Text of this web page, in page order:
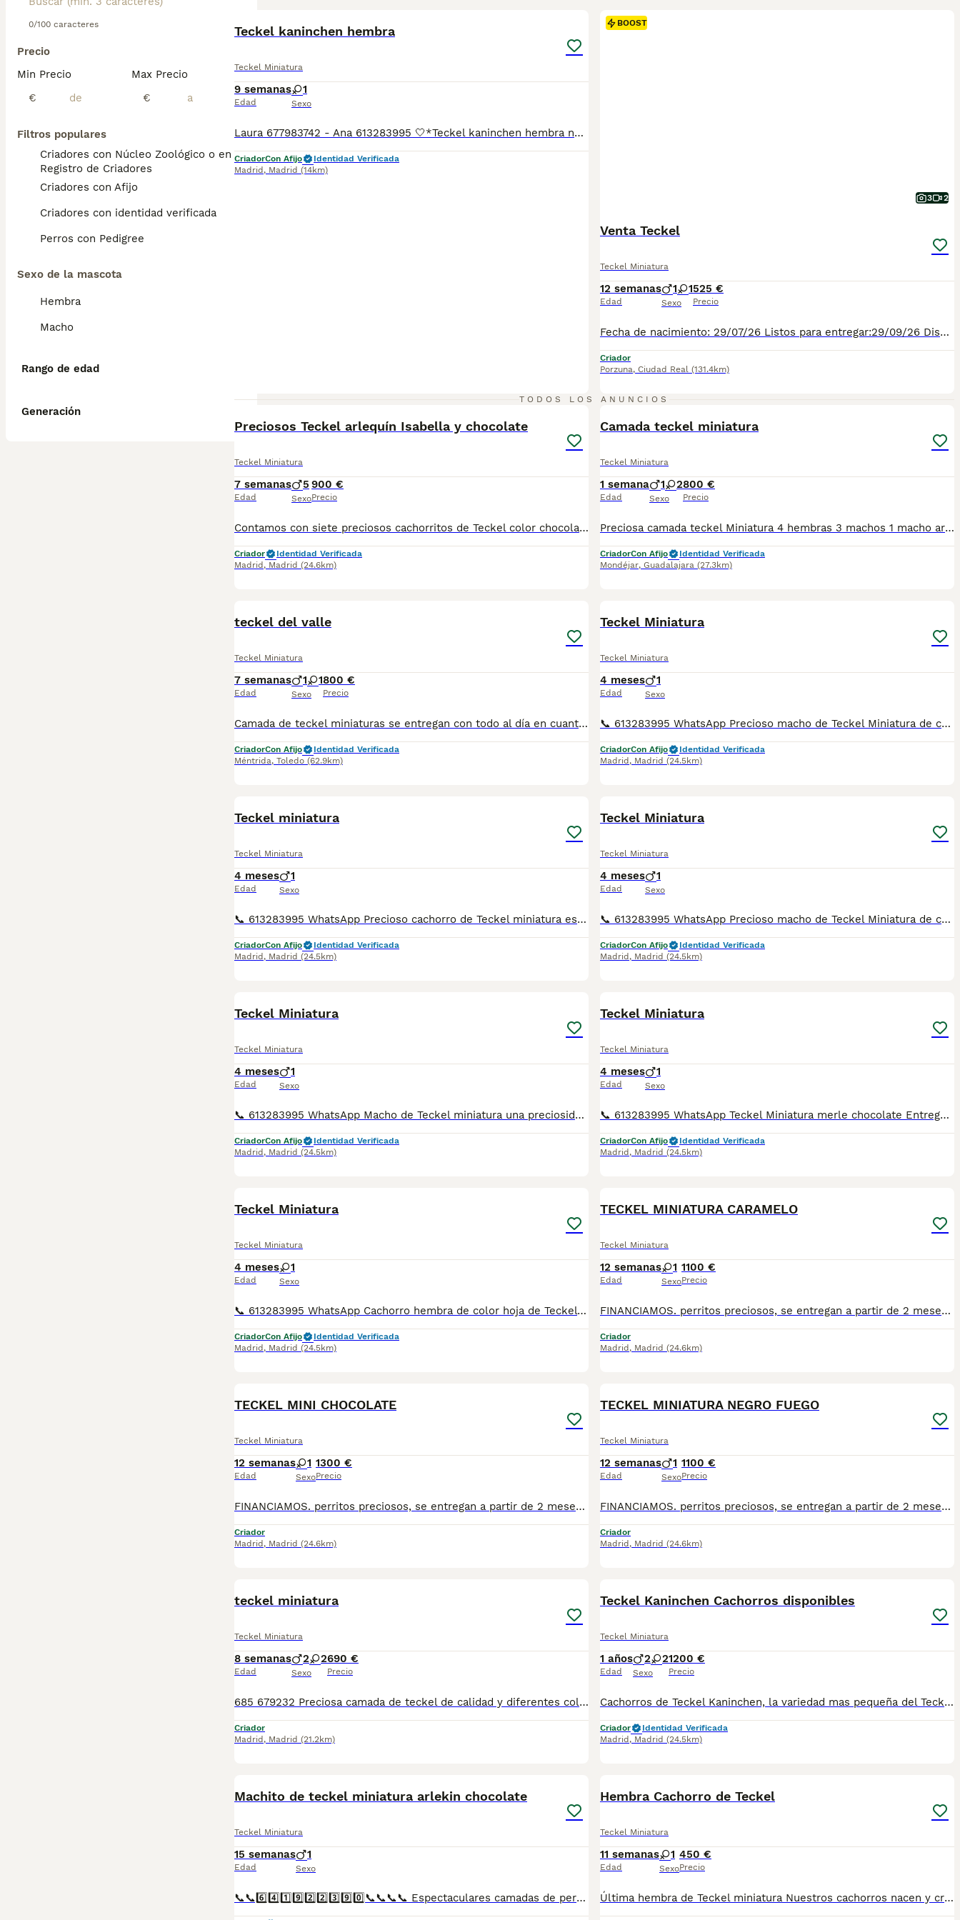
0/100 caracteres
Precio
Min Precio
€
Max Precio
€
Filtros populares
Criadores con Núcleo Zoológico o en el
Registro de Criadores
Criadores con Afijo
Criadores con identidad verificada
Perros con Pedigree
Sexo de la mascota
Hembra
Macho
Rango de edad
Generación
Teckel kaninchen hembra
Teckel Miniatura
9 semanas
Edad
1
Sexo
Laura 677983742 - Ana 613283995 🤍*Teckel kaninchen hembra negro fuego*🤍 ¿Buscas un nuevo compañero para tu hogar? ❤️ Tenemos preciosos cachorros listos para encontrar una familia responsable. ✅ Vacunados ✅ Desparasitados ✅ Cartilla sanitaria ✅ Garantías incluidas ✅ Máxima atención y cuidado Se hacen envíos a toda España: Andalucía: Almería, Cádiz, Córdoba, Granada, Huelva, Jaén, Málaga, Sevilla. Aragón: Huesca, Teruel, Zaragoza. Asturias: Oviedo. Baleares: Palma. Canarias: Las Palmas de Gran Canaria, Santa Cruz de Tenerife. Cantabria: Santander. Castilla-La Mancha: Albacete, Ciudad Real, Cuenca, Guadalajara, Toledo. Castilla y León: Ávila, Burgos, León, Palencia, Salamanca, Segovia, Soria, Valladolid, Zamora. Cataluña: Barcelona, Gerona (Girona), Lérida (Lleida), Tarragona .Comunidad Valenciana: Alicante, Castellón de la Plana, Valencia. Extremadura: Badajoz, Cáceres .Galicia: La Coruña (A Coruña), Lugo, Orense (Ourense), Pontevedra. La Rioja: Logroño. Madrid: Madrid .Murcia: Murcia. Navarra: Pamplona. País Vasco: Bilbao (Vizcaya), San Sebastián (Guipúzcoa), Vitoria (Álava). 🐾 Cachorros sanos, sociables y criados con mucho cariño. 📲 ¡Pregunta sin compromiso por disponibilidad, fotos y precios por mensaje privado!
CriadorCon Afijo
Identidad Verificada
Madrid , Madrid (14km)
BOOST
3 2
Venta Teckel
Teckel Miniatura
12 semanas
Edad
1 1
Sexo
525 €
Precio
Fecha de nacimiento: 29/07/26 Listos para entregar:29/09/26 Disponemos de 5 cámadas diferentes con un total de 26 cachorros. El precio depende del color: -Negro fuego Macho:525€ -Negro fuego Hembra:550€ -Arlequines gris plata machos:700€ -Arlequines gris plata hembras:800€ -Chocolate macho: 700€ -Chocolate hembra: 800€ -Arlequín chocolate hembra y macho: 1.200€ Los cachorros se entregan con 2 vacunas y 3 desparasitaciones, el pasaporte y el microchip.
Criador
Porzuna, Ciudad Real (131.4km)
TODOS LOS ANUNCIOS
Preciosos Teckel arlequín Isabella y chocolate
Teckel Miniatura
7 semanas
Edad
5
Sexo
900 €
Precio
Contamos con siete preciosos cachorritos de Teckel color chocolate y arlequín Isabella. Nuestros cachorritos se entregan vacunados, desparasitados, con cartilla sanitaria, garantía de 1 año y posibilidad de microchip. Súper compactos, pata corta y cuerpo alargado. Sociabilizados desde el momento de su nacimiento. Los entregamos personalmente. Te animas a conocer a nuestros simpáticos enanos? Desde 900 euros.
Criador
Identidad Verificada
Madrid , Madrid (24.6km)
Camada teckel miniatura
Teckel Miniatura
1 semana
Edad
1 2
Sexo
800 €
Precio
Preciosa camada teckel Miniatura 4 hembras 3 machos 1 macho arlequin plata 2 machos negros fuego 2 hembras arlequin chocolate 1 hembra chocolate 1 hembra negro fuego Solo nos quedan disponibles 3 cachorros 1 macho arlequin plata 1 hembra negro fuego 1 hembra arlequin chocolate
CriadorCon Afijo
Identidad Verificada
Mondéjar, Guadalajara (27.3km)
teckel del valle
Teckel Miniatura
7 semanas
Edad
1 1
Sexo
800 €
Precio
Camada de teckel miniaturas se entregan con todo al día en cuanto a vacunación, desparasitación interna y externa, microchip y pasaporte con procedencia lícita de centro canino profesional. Revisión veterinaria. Nos dedicamos profesionalmente al mundo del cachorro desde hace más de 17 años ,centro canino del Valle caprice, es nuestro nombre , criadores profesionales , residencia canina y veterinarios, que mejor sitio para adquirir tu nuevo miembro familiar. Núcleo de cria ES450990000078 Pueden encontrarnos de igual modo en la pagina oficial de la canina de España como uno de los pocos criadores recomendados y registrados , www.rsce.es Los precios son desde más IVA según cachorro, camada y época. Pregunten disponibilidad y precios Pregunten sin compromiso , y le damos cita para venir a ver a los peques a nuestro centro canino, pueden ver nuestras referencias como mejor criadero en Google , y redes sociales así como en nuestra web Web www.delvallecaprice.com
CriadorCon Afijo
Identidad Verificada
Méntrida, Toledo (62.9km)
Teckel Miniatura
Teckel Miniatura
4 meses
Edad
1
Sexo
📞 613283995 WhatsApp Precioso macho de Teckel Miniatura de color Arlequín Merle plata Entregamos nuestros pequeños cachorritos con todas las garantías y cuidados necesarios , disponemos de núcleo zoológico para crianza y venta de nuestros cachorros . ✅Desparasitaciones y vacunas correspondientes a su edad . ✅Cartilla de vacunación . ✅Revisiones veterinarias . ✅Garantías víricas de 15 días . ✅Garantías genéticas de un año . Seriedad , confianza y bienestar animal son nuestra prioridad . También ofrecemos transporte propio para nuestros pequeños cachorros a toda la península , el pago lo podéis hacer contra reembolso . (con coste adicional) . Mandamos a toda España . Toledo, Málaga, Alicante, Valencia, Bilbao, Asturias, Vizcaya, Barcelona, Tarragona, Sevilla, Murcia, Valladolid, Ávila, Salamanca etc... Disponemos de varias razas Si no esta la raza que queréis llámanos , intentaremos encontrártela , trabajamos con los mejores criadores de España .
CriadorCon Afijo
Identidad Verificada
Madrid , Madrid (24.5km)
Teckel miniatura
Teckel Miniatura
4 meses
Edad
1
Sexo
📞 613283995 WhatsApp Precioso cachorro de Teckel miniatura es el del video Entregamos nuestros pequeños cachorritos con todas las garantías y cuidados necesarios , disponemos de núcleo zoológico para crianza y venta de nuestros cachorros . ✅Desparasitaciones y vacunas correspondientes a su edad . ✅Cartilla de vacunación . ✅Revisiones veterinarias . ✅Garantías víricas de 15 días . ✅Garantías genéticas de un año . Seriedad , confianza y bienestar animal son nuestra prioridad . También ofrecemos transporte propio para nuestros pequeños cachorros a toda la península , el pago lo podéis hacer contra reembolso . (con coste adicional) . Mandamos a toda España . Toledo, Málaga, Alicante, Valencia, Bilbao, Asturias, Vizcaya, Barcelona, Tarragona, Sevilla, Murcia, Valladolid, Ávila, Salamanca etc... Disponemos de varias razas Si no esta la raza que queréis llámanos , intentaremos encontrártela , trabajamos con los mejores criadores de España .
CriadorCon Afijo
Identidad Verificada
Madrid , Madrid (24.5km)
Teckel Miniatura
Teckel Miniatura
4 meses
Edad
1
Sexo
📞 613283995 WhatsApp Precioso macho de Teckel Miniatura de color chocolate Entregamos nuestros pequeños cachorritos con todas las garantías y cuidados necesarios , disponemos de núcleo zoológico para crianza y venta de nuestros cachorros . ✅Desparasitaciones y vacunas correspondientes a su edad . ✅Cartilla de vacunación . ✅Revisiones veterinarias . ✅Garantías víricas de 15 días . ✅Garantías genéticas de un año . Seriedad , confianza y bienestar animal son nuestra prioridad . También ofrecemos transporte propio para nuestros pequeños cachorros a toda la península , el pago lo podéis hacer contra reembolso . (con coste adicional) . Mandamos a toda España . Toledo, Málaga, Alicante, Valencia, Bilbao, Asturias, Vizcaya, Barcelona, Tarragona, Sevilla, Murcia, Valladolid, Ávila, Salamanca etc... Disponemos de varias razas Si no esta la raza que queréis llámanos , intentaremos encontrártela , trabajamos con los mejores criadores de España .
CriadorCon Afijo
Identidad Verificada
Madrid , Madrid (24.5km)
Teckel Miniatura
Teckel Miniatura
4 meses
Edad
1
Sexo
📞 613283995 WhatsApp Macho de Teckel miniatura una preciosidad Entregamos nuestros pequeños cachorritos con todas las garantías y cuidados necesarios , disponemos de núcleo zoológico para crianza y venta de nuestros cachorros . ✅Desparasitaciones y vacunas correspondientes a su edad . ✅Cartilla de vacunación . ✅Revisiones veterinarias . ✅Garantías víricas de 15 días . ✅Garantías genéticas de un año . Seriedad , confianza y bienestar animal son nuestra prioridad . También ofrecemos transporte propio para nuestros pequeños cachorros a toda la península , el pago lo podéis hacer contra reembolso . (con coste adicional) . Mandamos a toda España . Toledo, Málaga, Alicante, Valencia, Bilbao, Asturias, Vizcaya, Barcelona, Tarragona, Sevilla, Murcia, Valladolid, Ávila, Salamanca etc... Disponemos de varias razas Si no esta la raza que queréis llámanos , intentaremos encontrártela , trabajamos con los mejores criadores de España .
CriadorCon Afijo
Identidad Verificada
Madrid , Madrid (24.5km)
Teckel Miniatura
Teckel Miniatura
4 meses
Edad
1
Sexo
📞 613283995 WhatsApp Teckel Miniatura merle chocolate Entregamos nuestros pequeños cachorritos con todas las garantías y cuidados necesarios , disponemos de núcleo zoológico para crianza y venta de nuestros cachorros . ✅Desparasitaciones y vacunas correspondientes a su edad . ✅Cartilla de vacunación . ✅Revisiones veterinarias . ✅Garantías víricas de 15 días . ✅Garantías genéticas de un año . Seriedad , confianza y bienestar animal son nuestra prioridad . También ofrecemos transporte propio para nuestros pequeños cachorros a toda la península , el pago lo podéis hacer contra reembolso . (con coste adicional) . Mandamos a toda España . Toledo, Málaga, Alicante, Valencia, Bilbao, Asturias, Vizcaya, Barcelona, Tarragona, Sevilla, Murcia, Valladolid, Ávila, Salamanca etc... Disponemos de varias razas Si no esta la raza que queréis llámanos , intentaremos encontrártela , trabajamos con los mejores criadores de España .
CriadorCon Afijo
Identidad Verificada
Madrid , Madrid (24.5km)
Teckel Miniatura
Teckel Miniatura
4 meses
Edad
1
Sexo
📞 613283995 WhatsApp Cachorro hembra de color hoja de Teckel Miniatura Entregamos nuestros pequeños cachorritos con todas las garantías y cuidados necesarios , disponemos de núcleo zoológico para crianza y venta de nuestros cachorros . ✅Desparasitaciones y vacunas correspondientes a su edad . ✅Cartilla de vacunación . ✅Revisiones veterinarias . ✅Garantías víricas de 15 días . ✅Garantías genéticas de un año . Seriedad , confianza y bienestar animal son nuestra prioridad . También ofrecemos transporte propio para nuestros pequeños cachorros a toda la península , el pago lo podéis hacer contra reembolso . (con coste adicional) . Mandamos a toda España . Toledo, Málaga, Alicante, Valencia, Bilbao, Asturias, Vizcaya, Barcelona, Tarragona, Sevilla, Murcia, Valladolid, Ávila, Salamanca etc... Disponemos de varias razas Si no esta la raza que queréis llámanos , intentaremos encontrártela , trabajamos con los mejores criadores de España .
CriadorCon Afijo
Identidad Verificada
Madrid , Madrid (24.5km)
TECKEL MINIATURA CARAMELO
Teckel Miniatura
12 semanas
Edad
1
Sexo
1100 €
Precio
FINANCIAMOS. perritos preciosos, se entregan a partir de 2 meses y medio de edad, con mínimo 2 vacunas y 2 desparasitaciones. Se entregan con garantía vírica y genética. Con el microchip, su cartilla oficial, contrato de compra y factura. Compra responsablemente en un criador especializado, oficial y homologado con núcleo zoológico. Llámanos para más información. Los precios varían en función de la raza, edad, color y línea del cachorros
Criador
Madrid , Madrid (24.6km)
TECKEL MINI CHOCOLATE
Teckel Miniatura
12 semanas
Edad
1
Sexo
1300 €
Precio
FINANCIAMOS. perritos preciosos, se entregan a partir de 2 meses y medio de edad, con mínimo 2 vacunas y 2 desparasitaciones. Se entregan con garantía vírica y genética. Con el microchip, su cartilla oficial, contrato de compra y factura. Compra responsablemente en un criador especializado, oficial y homologado con núcleo zoológico. Llámanos para más información. Los precios varían en función de la raza, edad, color y línea del cachorros
Criador
Madrid , Madrid (24.6km)
TECKEL MINIATURA NEGRO FUEGO
Teckel Miniatura
12 semanas
Edad
1
Sexo
1100 €
Precio
FINANCIAMOS. perritos preciosos, se entregan a partir de 2 meses y medio de edad, con mínimo 2 vacunas y 2 desparasitaciones. Se entregan con garantía vírica y genética. Con el microchip, su cartilla oficial, contrato de compra y factura. Compra responsablemente en un criador especializado, oficial y homologado con núcleo zoológico. Llámanos para más información. Los precios varían en función de la raza, edad, color y línea del cachorros
Criador
Madrid , Madrid (24.6km)
teckel miniatura
Teckel Miniatura
8 semanas
Edad
2 2
Sexo
690 €
Precio
685 679232 Preciosa camada de teckel de calidad y diferentes colores , se entregan totalmente destetados y sus vacunas correspondientes, desparasitados interna y externamente, pasaporte y microchip, , contrato de garantia de salud. preferiblemente recogida en mano pero también podemos entregar en toda España mediante transporte de alta calidad preparado para animales y con posibilidad de pago contra reembolso Llámanos o háblanos por whats app, Teléfono 685 679 232
Criador
Madrid , Madrid (21.2km)
Teckel Kaninchen Cachorros disponibles
Teckel Miniatura
1 años
Edad
2 2
Sexo
1200 €
Precio
Cachorros de Teckel Kaninchen, la variedad mas pequeña del Teckel de pelo corto ,color chocolate y arlequin chocolate. Criadores serios, comprometidos y responsables. En Altodelpago nuestros cachorros crecen en libertad, bien alimentados, atendidos y socializados. Un inicio de vida ejemplar. conocenos en altodelpago.es teléfono 24h · 679 67 30 10
Criador
Identidad Verificada
Madrid , Madrid (24.5km)
Machito de teckel miniatura arlekin chocolate
Teckel Miniatura
15 semanas
Edad
1
Sexo
📞📞6️⃣4️⃣1️⃣9️⃣2️⃣2️⃣3️⃣9️⃣0️⃣📞📞📞📞 Espectaculares camadas de perritos de machos y hembras de teckel Miniatura pero corto y pelo largo nacionales descendientes de las mejores líneas de sangre. Disponibles tanto hembras como machos. Las camadas están bajo supervisión veterinaria desde su nacimiento hasta que son entregadas a su nueva familia. Criados por un equipo de profesionales y mejores personas que, con más de 20 años de experiencia , cuidan a los animales por vocación, aplicando una cría ética y responsable para que cada cachorro se desarrolle con la mejor salud y con un buen temperamento. Todos los cachorritos se entregan con unos dos meses y medio de edad y sus vacunas correspondientes, desparasitados interna y externamente, con certificado de salud, y garantía tanto por enfermedad vírica como congénito genética. Posibilidad de entregar en toda España mediante transporte propio preparado para animales y con chofer privado. Los precios pueden variar según las características y morfología de cada cachorro. Añádenos al whats app o llámanos, y encantados atenderemos todas tus dudas y consultas. Teléfono / Whats app: 641 92 23 90
Hembra Cachorro de Teckel
Teckel Miniatura
11 semanas
Edad
1
Sexo
450 €
Precio
Última hembra de Teckel miniatura Nuestros cachorros nacen y crecen en un ambiente familiar ,sin jaulas ,con un respeto y exclusiva cria,somos respetuosos con el tiempo de destete ,cada cachorro necesita su tiempo.. Destetamos con un pienso de alta calidad , Cachorros revisados ,desde el nacimiento ,hasta la entrega por un veterinario competente ,buscando siempre el bienestar de nuestros animales.. Sociabilizados y equilibrados tanto padres como cachorros Se entregan con todo el protocolo veterinario legal Tenemos servicio de entrega personalizado a cualquier punto de España,directo.. El precio puede cambiar tanto en sexo como en características del cachorro. Dejanos tú teléfono y te mandamos toda la información fotos y vídeos ..